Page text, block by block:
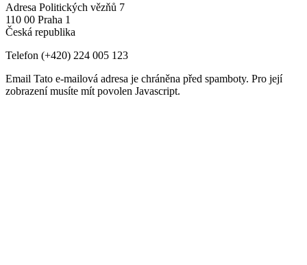
Adresa Politických vězňů 7
110 00 Praha 1
Česká republika
Telefon (+420) 224 005 123
Email Tato e-mailová adresa je chráněna před spamboty. Pro její
zobrazení musíte mít povolen Javascript.